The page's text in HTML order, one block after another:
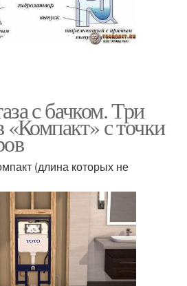
с бачком. Три
«Компакт» с точки
(длина которых не